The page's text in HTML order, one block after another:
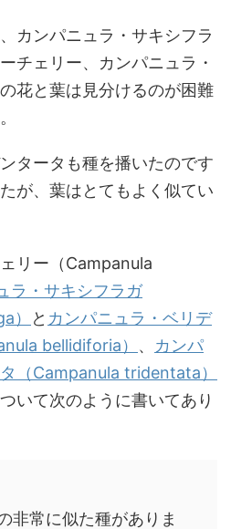
カンパニュラ・サキシフラ
チェリー、カンパニュラ・
花と葉は見分けるのが困難
タータも種を播いたのです
が、葉はとてもよく似てい
リー（Campanula
ラ・サキシフラガ
）
と カンパニュラ・ベリデ
bellidiforia） 、 カンパ
（Campanula tridentata）
いて次のように書いてあり
非常に似た種がありま